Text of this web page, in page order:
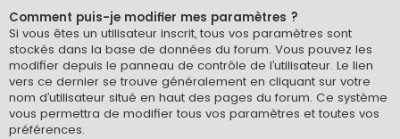
Comment puis-je modifier mes paramètres ?
Si vous êtes un utilisateur inscrit, tous vos paramètres sont
stockés dans la base de données du forum. Vous pouvez les
modifier depuis le panneau de contrôle de l’utilisateur. Le lien
vers ce dernier se trouve généralement en cliquant sur votre
nom d’utilisateur situé en haut des pages du forum. Ce système
vous permettra de modifier tous vos paramètres et toutes vos
préférences.